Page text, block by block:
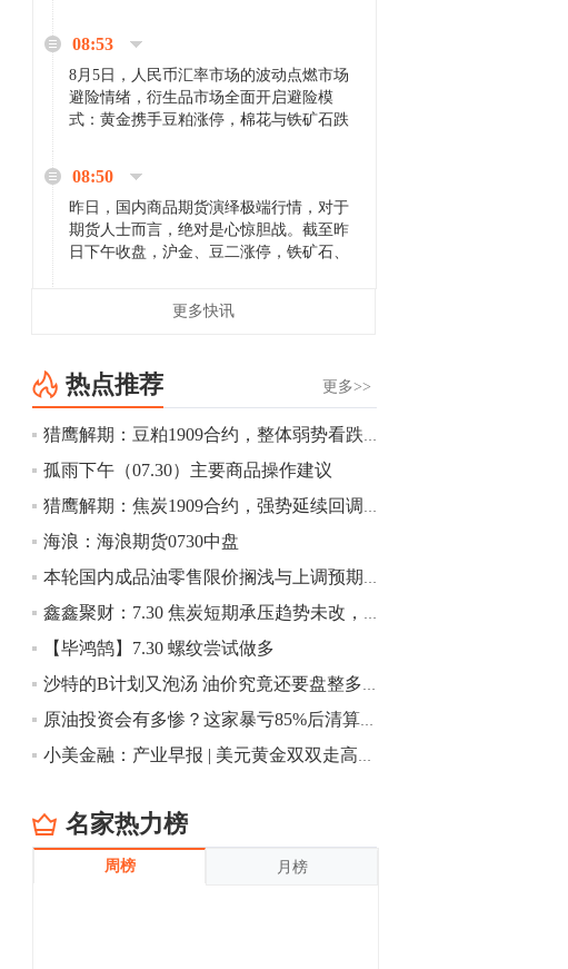
08:53
8月5日，人民币汇率市场的波动点燃市场
避险情绪，衍生品市场全面开启避险模
式：黄金携手豆粕涨停，棉花与铁矿石跌
场来看，汇率波动...
08:50
昨日，国内商品期货演绎极端行情，对于
期货人士而言，绝对是心惊胆战。截至昨
日下午收盘，沪金、豆二涨停，铁矿石、
[imgnobrwh] src=...
跌幅达6%，报689.5元/吨，刷新近两个月
低位。
14:20
方正有色研究团队：高度重视贵金属的阶
段性机会。自年初以来沪金上涨16.93%，
立涨势，白银将开启补涨，且涨幅超过黄
金，金银比有望高位回归。
13:55
豆二期货主力合约涨停，涨幅达3.98%，报
CBOT大豆期货市场上涨，11月期约收高
影响，夜盘连粕高位窄幅震荡，建议短线
操作为主。 ...
13:54
8月5日消息，内外盘贵金属强劲走升，沪
金主力合约涨停，涨幅3.99%，报334.00
更多快讯
更多>>
热点推荐
猎鹰解期：豆粕1909合约，整体弱势看跌，冲高2802-2820区间分批再度进场空单策略
孤雨下午（07.30）主要商品操作建议
猎鹰解期：焦炭1909合约，强势延续回调2145-2164区间分批进场多单
海浪：海浪期货0730中盘
本轮国内成品油零售限价搁浅与上调预期并存
鑫鑫聚财：7.30 焦炭短期承压趋势未改，橡胶10560上方做多
【毕鸿鹄】7.30 螺纹尝试做多
沙特的B计划又泡汤 油价究竟还要盘整多久？
原油投资会有多惨？这家暴亏85%后清算的基金揭示其中辛酸
小美金融：产业早报 | 美元黄金双双走高，今日期市如何布局
名家热力榜
周榜 月榜